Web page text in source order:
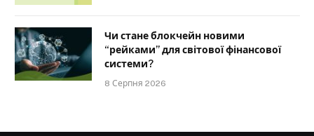
Чи стане блокчейн новими
“рейками” для світової фінансової
системи?
8 Серпня 2026